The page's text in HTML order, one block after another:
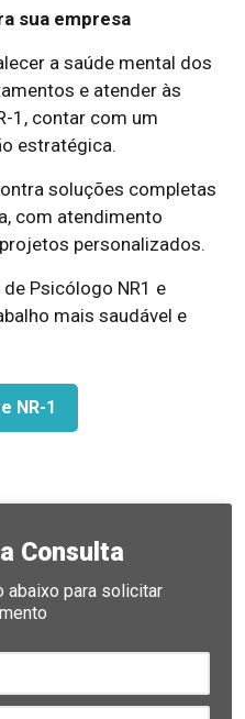
sua empresa
a saúde mental dos
e atender às
1, contar com um
estratégica.
soluções completas
com atendimento
personalizados.
Psicólogo NR1 e
mais saudável e
NR-1
Consulta
abaixo para solicitar